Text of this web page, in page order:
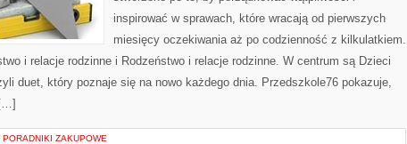
inspirować w sprawach, które wracają od pierwszych
miesięcy oczekiwania aż po codzienność z kilkulatkiem.
i relacje rodzinne i Rodzeństwo i relacje rodzinne. W centrum są Dzieci
duet, który poznaje się na nowo każdego dnia. Przedszkole76 pokazuje,
PORADNIKI ZAKUPOWE